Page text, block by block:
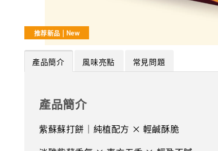
推荐新品 | New
產品簡介 風味亮點 常見問題
產品簡介
紫蘇蘇打餅｜純植配方 × 輕鹹酥脆